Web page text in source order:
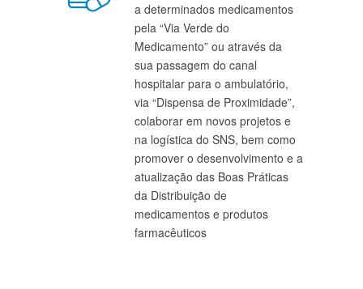
a determinados medicamentos
pela “Via Verde do
Medicamento” ou através da
sua passagem do canal
hospitalar para o ambulatório,
via “Dispensa de Proximidade”,
colaborar em novos projetos e
na logística do SNS, bem como
promover o desenvolvimento e a
atualização das Boas Práticas
da Distribuição de
medicamentos e produtos
farmacêuticos